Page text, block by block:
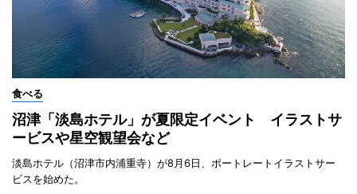
食べる
沼津「淡島ホテル」が夏限定イベント イラストサ
ービスや星空観望会など
淡島ホテル（沼津市内浦重寺）が8月6日、ポートレートイラストサー
ビスを始めた。